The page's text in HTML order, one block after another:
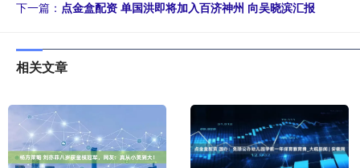
下一篇： 点金盒配资 单国洪即将加入百济神州 向吴晓滨汇报
相关文章